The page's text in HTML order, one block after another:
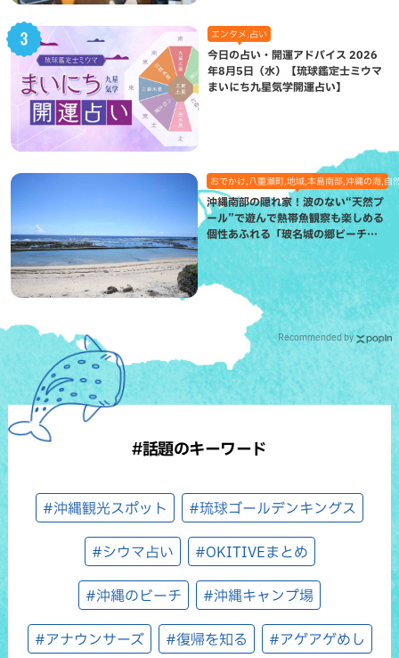
エンタメ,占い
今日の占い・開運アドバイス 2026
年8月5日（水）【琉球鑑定士ミウマ
まいにち九星気学開運占い】
おでかけ,八重瀬町,地域,本島南部,沖縄の海,自
沖縄南部の隠れ家！波のない“天然プ
ール”で遊んで熱帯魚観察も楽しめる
個性あふれる「玻名城の郷ビーチ」
（八重瀬町）
Recommended by
#話題のキーワード
#沖縄観光スポット #琉球ゴールデンキングス
#シウマ占い #OKITIVEまとめ
#沖縄のビーチ #沖縄キャンプ場
#アナウンサーズ #復帰を知る #アゲアゲめし